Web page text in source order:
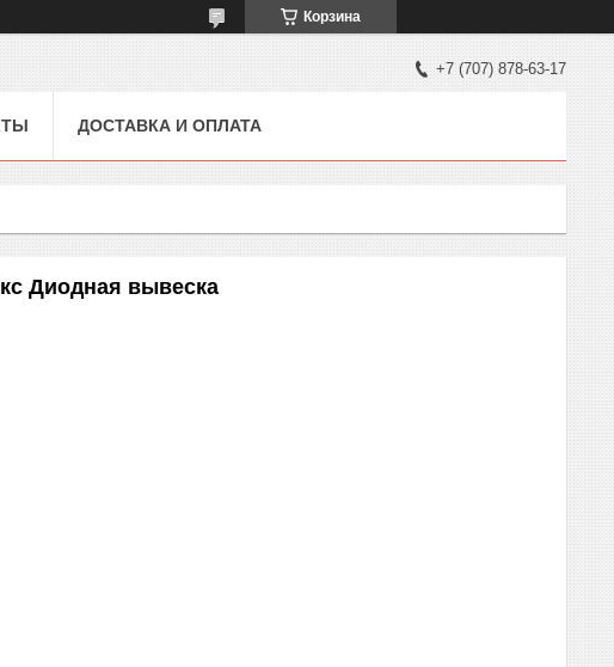
Корзина
+7 (707) 878-63-17
ДОСТАВКА И ОПЛАТА
Диодная вывеска